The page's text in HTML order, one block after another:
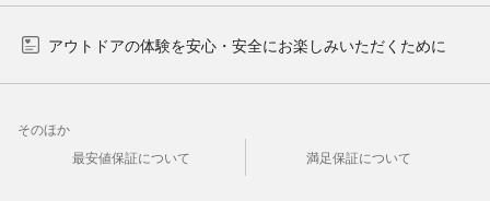
アウトドアの体験を安心・安全にお楽しみいただくために
そのほか
最安値保証について
満足保証について